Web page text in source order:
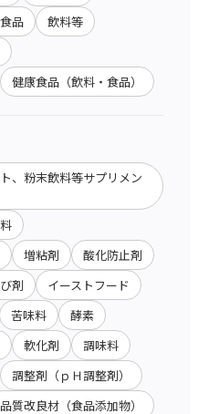
品 飲料等
健康食品（飲料・食品）
、粉末飲料等サプリメン
増粘剤 酸化防止剤
剤 イーストフード
苦味料 酵素
軟化剤 調味料
調整剤（ｐＨ調整剤）
品質改良材（食品添加物）